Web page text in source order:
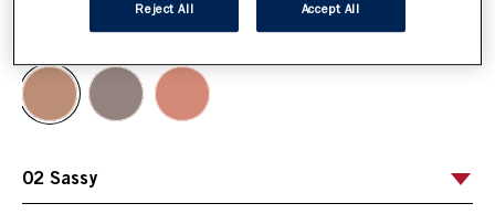
ITEM 01 (CURRENT SLIDE)
ITEM 02
ITEM 03
Selecciona tu tono
Reject All Accept All